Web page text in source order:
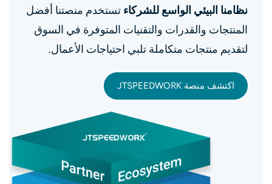
نظامنا البيئي الواسع للشركاء تستخدم منصتنا أفضل
المنتجات والقدرات والتقنيات المتوفرة في السوق
لتقديم منتجات متكاملة تلبي احتياجات الأعمال.
اكتشف منصة JTSPEEDWORK